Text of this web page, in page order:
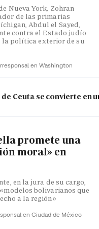
Nueva York, Zohran
de las primarias
Abdul el Sayed,
contra el Estado judío
la política exterior de su
en Washington
de Ceuta se convierte en
promete una
moral» en
en la jura de su cargo,
bolivarianos que
a la región»
en Ciudad de México